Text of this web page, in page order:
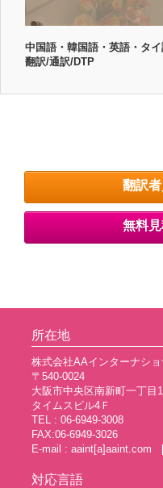
中国語・韓国語・英語・タ
翻訳/通訳/DTP
翻訳
無料
所在地
株式会社AAインターナシ
〒540-0024
大阪市中央区南新町一丁目
タイムスビル4Ｆ
TEL : 06-6949-3008
FAX:06-6949-3026
E-mail : aaint[a]aaint.com
対応言語